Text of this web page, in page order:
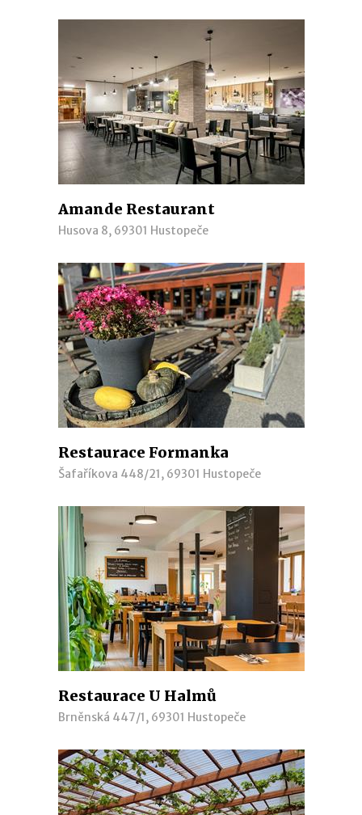
Amande Restaurant
Husova 8, 69301 Hustopeče
Restaurace Formanka
Šafaříkova 448/21, 69301 Hustopeče
Restaurace U Halmů
Brněnská 447/1, 69301 Hustopeče